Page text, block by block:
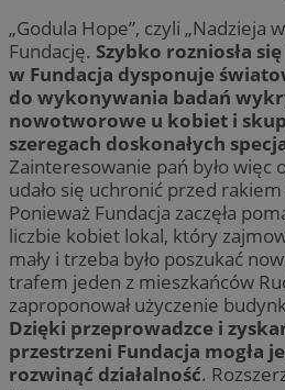
„Godula Hope”, czyli „Nadzieja
Fundację. Szybko rozniosła
w Fundacja dysponuje
do wykonywania badań
nowotworowe u kobiet i
szeregach doskonałych
Zainteresowanie pań było więc
udało się uchronić przed
Ponieważ Fundacja zaczęła
liczbie kobiet lokal, który
mały i trzeba było poszukać
trafem jeden z mieszkańców
zaproponował użyczenie
Dzięki przeprowadzce i
przestrzeni Fundacja mogła
rozwinąć działalność.